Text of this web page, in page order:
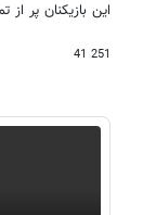
این بازیکنان پر از
251 41